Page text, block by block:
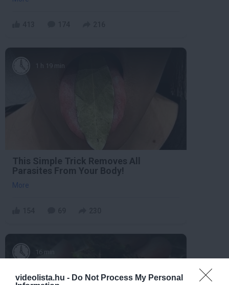
videolista.hu - Do Not Process My Personal
1 h 19 min
This Simple Trick Removes All
Parasites From Your Body!
More
16 min